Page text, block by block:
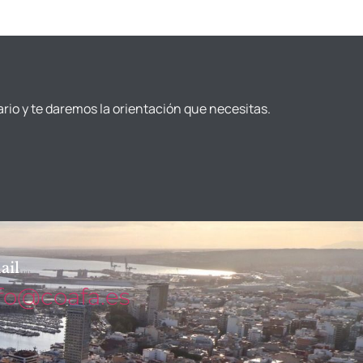
y te daremos la orientación que necesitas.